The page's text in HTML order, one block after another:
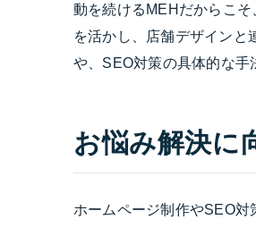
動を続けるMEHだからこ
を活かし、店舗デザインと
や、SEO対策の具体的な手
お悩み解決に
ホームページ制作やSEO